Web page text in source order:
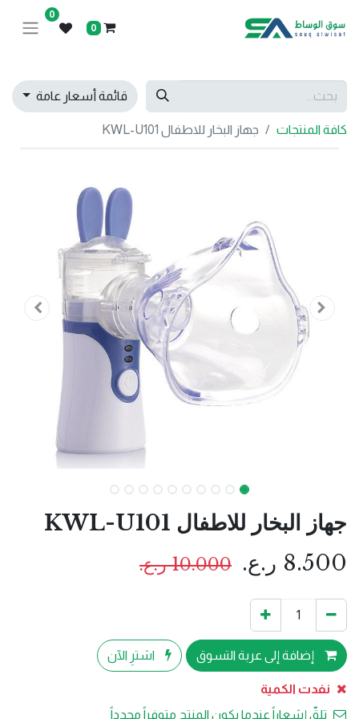
0
0
قائمة أسعار عامة
كافة المنتجات جهاز البخار للاطفال KWL-U101
جهاز البخار للاطفال KWL-U101
8.500 ر.ع. 10.000ر.ع.
إضافة إلى عربة التسوق اشترِ الآن
نفدت الكمية
تلقّ إشعاراً عندما يكون المنتج متوفراً مجدداً